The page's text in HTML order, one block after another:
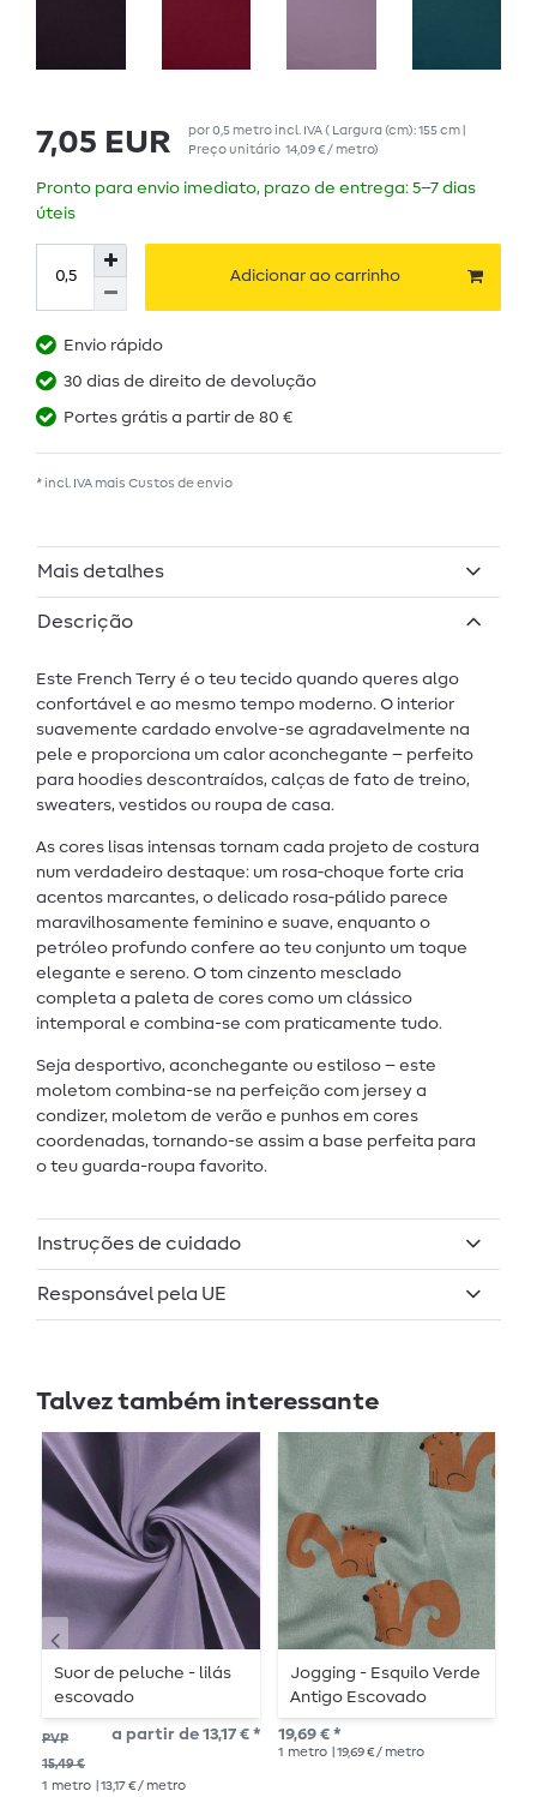
7,05 EUR por0,5 metroincl. IVA( Largura (cm): 155 cm |
Preço unitário 14,09 € / metro)
Pronto para envio imediato, prazo de entrega: 5–7 dias
úteis
Adicionar ao carrinho
Envio rápido
30 dias de direito de devolução
Portes grátis a partir de 80 €
* incl. IVA mais Custos de envio
Mais detalhes
Descrição
Este French Terry é o teu tecido quando queres algo
confortável e ao mesmo tempo moderno. O interior
suavemente cardado envolve-se agradavelmente na
pele e proporciona um calor aconchegante – perfeito
para hoodies descontraídos, calças de fato de treino,
sweaters, vestidos ou roupa de casa.
As cores lisas intensas tornam cada projeto de costura
num verdadeiro destaque: um rosa‑choque forte cria
acentos marcantes, o delicado rosa‑pálido parece
maravilhosamente feminino e suave, enquanto o
petróleo profundo confere ao teu conjunto um toque
elegante e sereno. O tom cinzento mesclado
completa a paleta de cores como um clássico
intemporal e combina-se com praticamente tudo.
Seja desportivo, aconchegante ou estiloso – este
moletom combina-se na perfeição com jersey a
condizer, moletom de verão e punhos em cores
coordenadas, tornando-se assim a base perfeita para
o teu guarda-roupa favorito.
Instruções de cuidado
Responsável pela UE
Talvez também interessante
Suor de peluche - lilás
escovado
PVP
15,49 €
a partir de 13,17 € *
1 metro | 13,17 € / metro
Jogging - Esquilo Verde
Antigo Escovado
19,69 € *
1 metro | 19,69 € / metro